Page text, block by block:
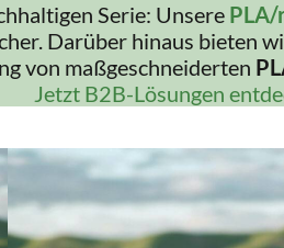
Serie: Unsere PLA/
Darüber hinaus bieten
von maßgeschneiderten
Jetzt B2B-Lösungen